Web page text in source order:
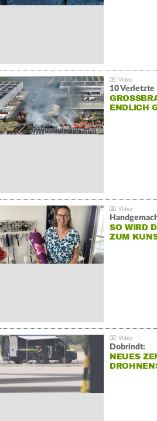
10 Verletzte
NDLICH
SO WIRD
ZUM
Dobrindt:
NEUES